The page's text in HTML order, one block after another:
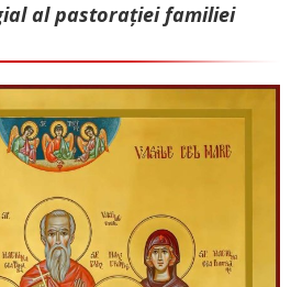
al pastorației familiei